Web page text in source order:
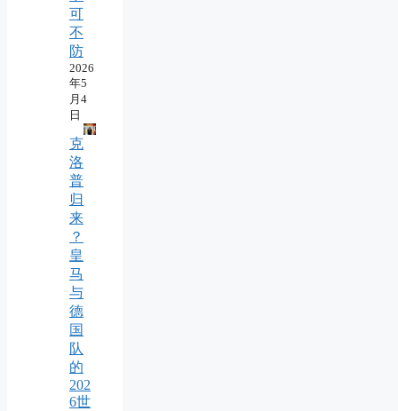
可
不
防
2026
年5
月4
日
克
洛
普
归
来
？
皇
马
与
德
国
队
的
202
6世